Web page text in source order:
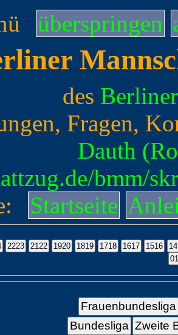
überspringen
des
Fragen,
Dauth
bmm/
Startseite
Frauenbundesliga
Bundesliga Zweite